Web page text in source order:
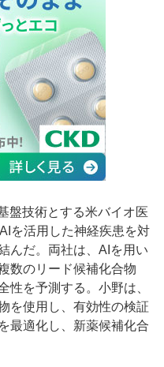
盤技術とする米バイオ医
を活用した神経疾患を対
んだ。両社は、AIを用い
数のリード候補化合物
性を予測する。小野は、
を使用し、有効性の検証
最適化し、新薬候補化合